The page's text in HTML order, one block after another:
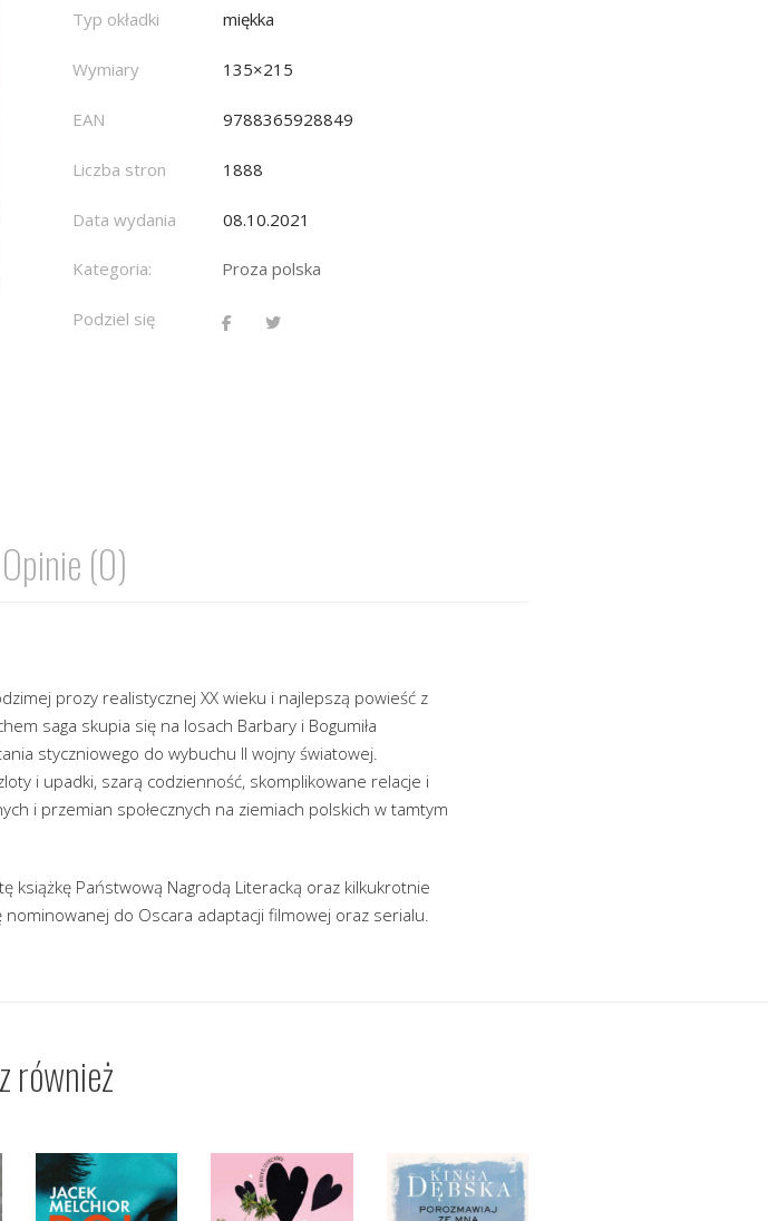
Typ okładki miękka
Wymiary 135×215
EAN 9788365928849
Liczba stron 1888
Data wydania 08.10.2021
Kategoria: Proza polska
Podziel się
Opinie (0)
prozy realistycznej XX wieku i najlepszą powieść z
saga skupia się na losach Barbary i Bogumiła
styczniowego do wybuchu II wojny światowej.
i upadki, szarą codzienność, skomplikowane relacje i
i przemian społecznych na ziemiach polskich w tamtym
książkę Państwową Nagrodą Literacką oraz kilkukrotnie
do Oscara adaptacji filmowej oraz serialu.
również